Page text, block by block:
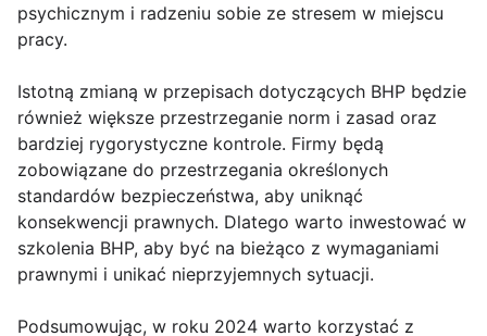
psychicznym i radzeniu sobie ze stresem w miejscu
pracy.
Istotną zmianą w przepisach dotyczących BHP będzie
również większe przestrzeganie norm i zasad oraz
bardziej rygorystyczne kontrole. Firmy będą
zobowiązane do przestrzegania określonych
standardów bezpieczeństwa, aby uniknąć
konsekwencji prawnych. Dlatego warto inwestować w
szkolenia BHP, aby być na bieżąco z wymaganiami
prawnymi i unikać nieprzyjemnych sytuacji.
Podsumowując, w roku 2024 warto korzystać z